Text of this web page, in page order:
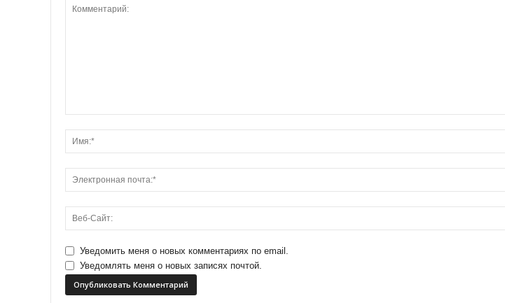
Уведомить меня о новых комментариях по email.
Уведомлять меня о новых записях почтой.